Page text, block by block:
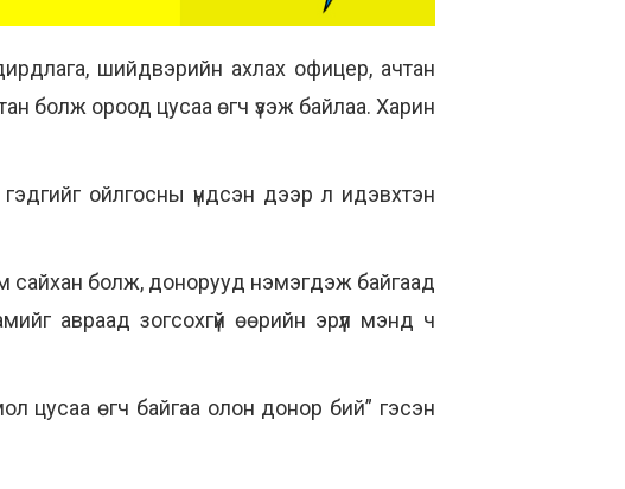
шийдвэрийн ахлах офицер, ачтан
болж ороод цусаа өгч үзэж байлаа. Харин
ойлгосны үндсэн дээр л идэвхтэн
сайхан болж, донорууд нэмэгдэж байгаад
авраад зогсохгүй өөрийн эрүүл мэнд ч
цусаа өгч байгаа олон донор бий” гэсэн